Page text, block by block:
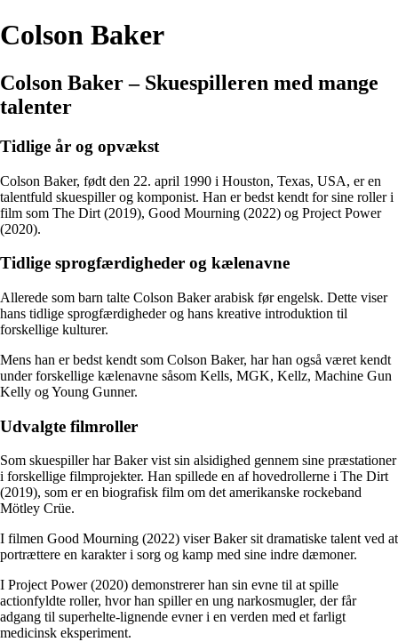
Colson Baker
Colson Baker – Skuespilleren med mange
talenter
Tidlige år og opvækst
Colson Baker, født den 22. april 1990 i Houston, Texas, USA, er en
talentfuld skuespiller og komponist. Han er bedst kendt for sine roller i
film som The Dirt (2019), Good Mourning (2022) og Project Power
(2020).
Tidlige sprogfærdigheder og kælenavne
Allerede som barn talte Colson Baker arabisk før engelsk. Dette viser
hans tidlige sprogfærdigheder og hans kreative introduktion til
forskellige kulturer.
Mens han er bedst kendt som Colson Baker, har han også været kendt
under forskellige kælenavne såsom Kells, MGK, Kellz, Machine Gun
Kelly og Young Gunner.
Udvalgte filmroller
Som skuespiller har Baker vist sin alsidighed gennem sine præstationer
i forskellige filmprojekter. Han spillede en af hovedrollerne i The Dirt
(2019), som er en biografisk film om det amerikanske rockeband
Mötley Crüe.
I filmen Good Mourning (2022) viser Baker sit dramatiske talent ved at
portrættere en karakter i sorg og kamp med sine indre dæmoner.
I Project Power (2020) demonstrerer han sin evne til at spille
actionfyldte roller, hvor han spiller en ung narkosmugler, der får
adgang til superhelte-lignende evner i en verden med et farligt
medicinsk eksperiment.